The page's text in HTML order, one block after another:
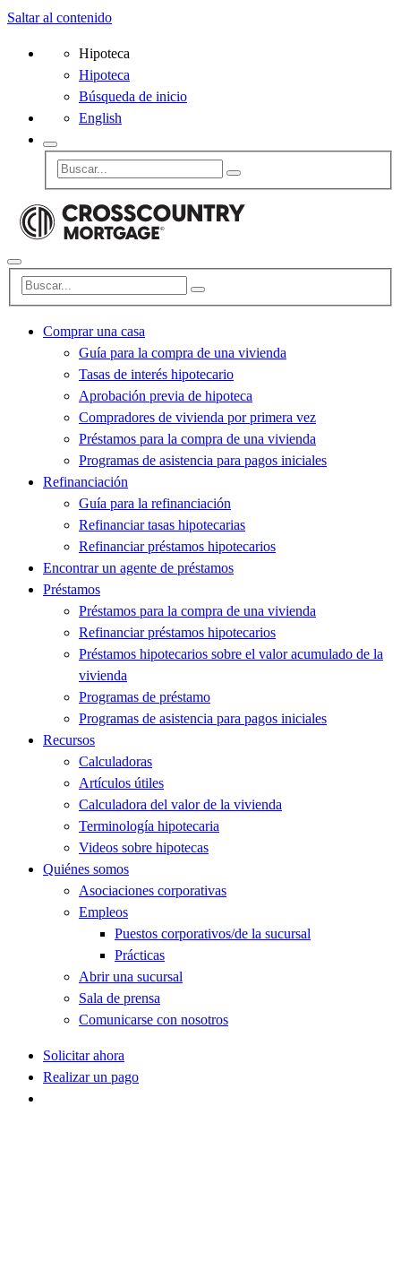
Saltar al contenido
Hipoteca
Hipoteca
Búsqueda de inicio
English
Comprar una casa
Guía para la compra de una vivienda
Tasas de interés hipotecario
Aprobación previa de hipoteca
Compradores de vivienda por primera vez
Préstamos para la compra de una vivienda
Programas de asistencia para pagos iniciales
Refinanciación
Guía para la refinanciación
Refinanciar tasas hipotecarias
Refinanciar préstamos hipotecarios
Encontrar un agente de préstamos
Préstamos
Préstamos para la compra de una vivienda
Refinanciar préstamos hipotecarios
Préstamos hipotecarios sobre el valor acumulado de la
vivienda
Programas de préstamo
Programas de asistencia para pagos iniciales
Recursos
Calculadoras
Artículos útiles
Calculadora del valor de la vivienda
Terminología hipotecaria
Videos sobre hipotecas
Quiénes somos
Asociaciones corporativas
Empleos
Puestos corporativos/de la sucursal
Prácticas
Abrir una sucursal
Sala de prensa
Comunicarse con nosotros
Solicitar ahora
Realizar un pago